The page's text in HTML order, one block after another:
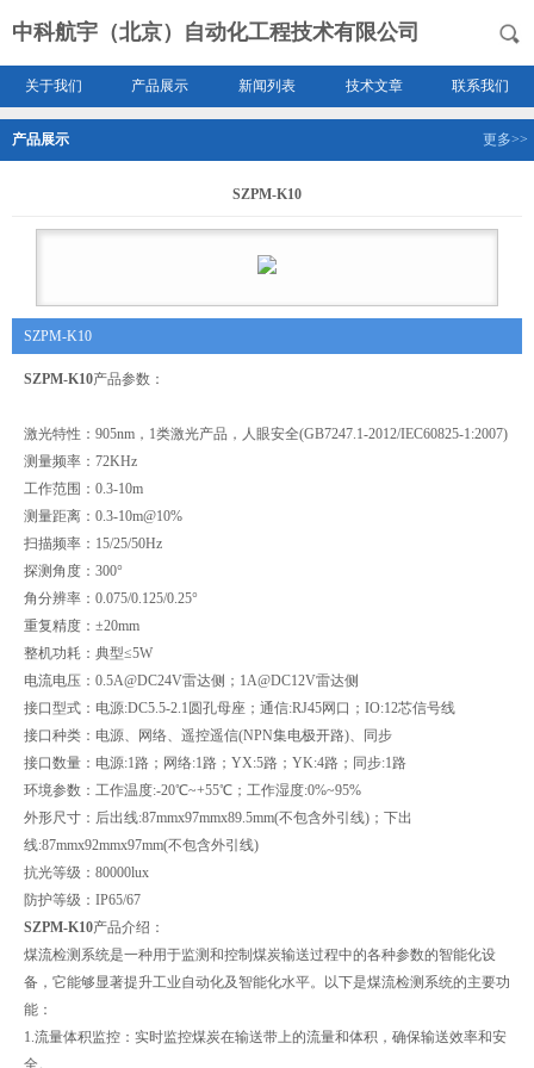
中科航宇（北京）自动化工程技术有限公司
关于我们 产品展示 新闻列表 技术文章 联系我们
产品展示 更多>>
SZPM-K10
SZPM-K10
SZPM-K10产品参数：
激光特性：905nm，1类激光产品，人眼安全(GB7247.1-2012/IEC60825-1:2007)
测量频率：72KHz
工作范围：0.3-10m
测量距离：0.3-10m@10%
扫描频率：15/25/50Hz
探测角度：300°
角分辨率：0.075/0.125/0.25°
重复精度：±20mm
整机功耗：典型≤5W
电流电压：0.5A@DC24V雷达侧；1A@DC12V雷达侧
接口型式：电源:DC5.5-2.1圆孔母座；通信:RJ45网口；IO:12芯信号线
接口种类：电源、网络、遥控遥信(NPN集电极开路)、同步
接口数量：电源:1路；网络:1路；YX:5路；YK:4路；同步:1路
环境参数：工作温度:-20℃~+55℃；工作湿度:0%~95%
外形尺寸：后出线:87mmx97mmx89.5mm(不包含外引线)；下出
线:87mmx92mmx97mm(不包含外引线)
抗光等级：80000lux
防护等级：IP65/67
SZPM-K10产品介绍：
煤流检测系统是一种用于监测和控制煤炭输送过程中的各种参数的智能化设
备，它能够显著提升工业自动化及智能化水平。以下是煤流检测系统的主要功
能：
1.流量体积监控：实时监控煤炭在输送带上的流量和体积，确保输送效率和安
全。